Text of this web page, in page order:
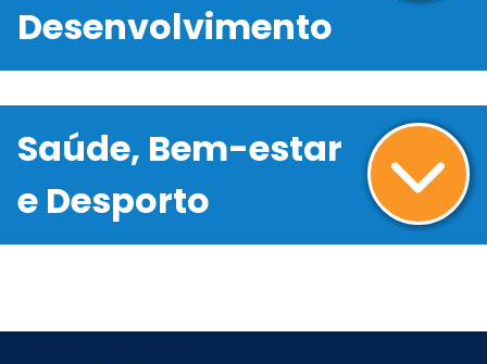
Desenvolvimento
Saúde, Bem-estar
e Desporto